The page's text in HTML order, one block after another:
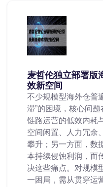
麦哲伦独立部署版
效新空间
不少规模型海外仓普
滞”的困境，核心问
链路运营的低效内耗
空间闲置、人力冗余
攀升；另一方面，数
本持续侵蚀利润，而
决这些痛点。对规模
一困局，需从贯穿运